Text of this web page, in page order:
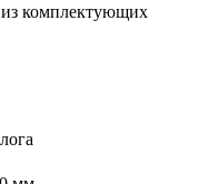
комплектующих